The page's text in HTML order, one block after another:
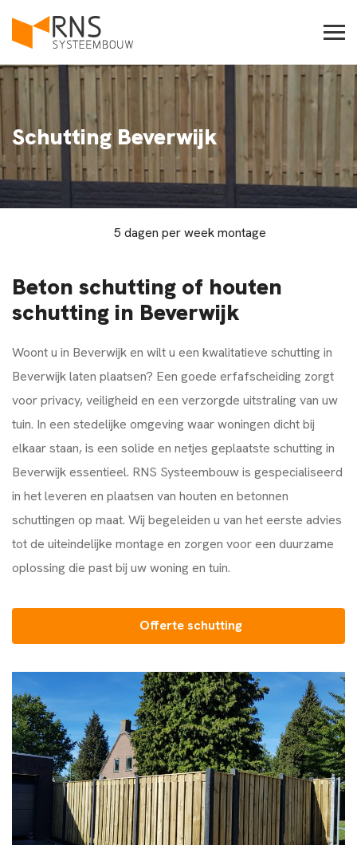
Schutting Beverwijk
5 dagen per week montage
Beton schutting of houten
schutting in Beverwijk
Woont u in Beverwijken wilt u een kwalitatieve schutting in
Beverwijk laten plaatsen? Een goede erfafscheiding zorgt
voor privacy, veiligheid en een verzorgde uitstraling van uw
tuin. In een stedelijke omgeving waar woningen dicht bij
elkaar staan, is een solide en netjes geplaatste schutting in
Beverwijk essentieel. RNS Systeembouwis gespecialiseerd
in het leveren en plaatsen van houten en betonnen
schuttingen op maat. Wij begeleiden u van het eerste advies
tot de uiteindelijke montage en zorgen voor een duurzame
oplossing die past bij uw woning en tuin.
Offerte schutting